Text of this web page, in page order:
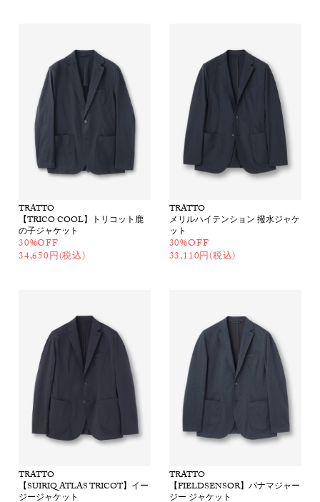
TRATTO
【TRICO COOL】トリコット鹿
の子ジャケット
30%OFF
34,650円(税込)
TRATTO
メリルハイテンション 撥水ジャケ
ット
30%OFF
33,110円(税込)
TRATTO
【SUIRIQ ATLAS TRICOT】イー
ジージャケット
TRATTO
【FIELDSENSOR】パナマジャー
ジー ジャケット